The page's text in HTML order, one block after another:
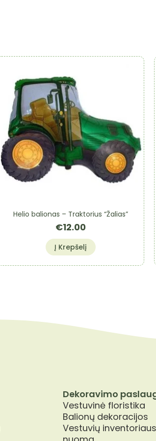
Helio balionas – Traktorius “Žalias”
€12.00
Į Krepšelį
Dekoravimo
Vestuvinė floristika
Balionų dekoracijos
Vestuvių inventoriaus